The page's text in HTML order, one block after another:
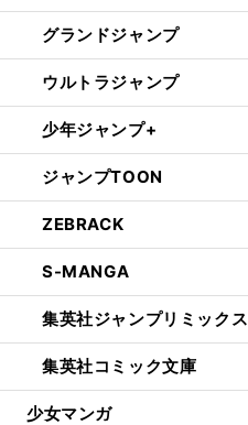
グランドジャンプ
ウルトラジャンプ
少年ジャンプ+
ジャンプTOON
ZEBRACK
S-MANGA
集英社ジャンプリミックス
集英社コミック文庫
少女マンガ